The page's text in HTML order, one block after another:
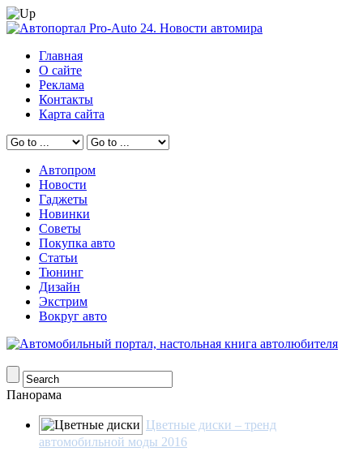
Главная
О сайте
Реклама
Контакты
Карта сайта
Автопром
Новости
Гаджеты
Новинки
Советы
Покупка авто
Статьи
Тюнинг
Дизайн
Экстрим
Вокруг авто
Панорама
Цветные диски – тренд
автомобильной моды 2016